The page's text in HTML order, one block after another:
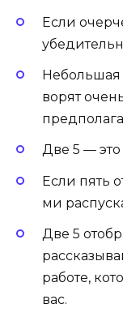
Если
Небольшая
ворят
Две 5 — это
Если пять
ми
Две 5
работе,
вас.